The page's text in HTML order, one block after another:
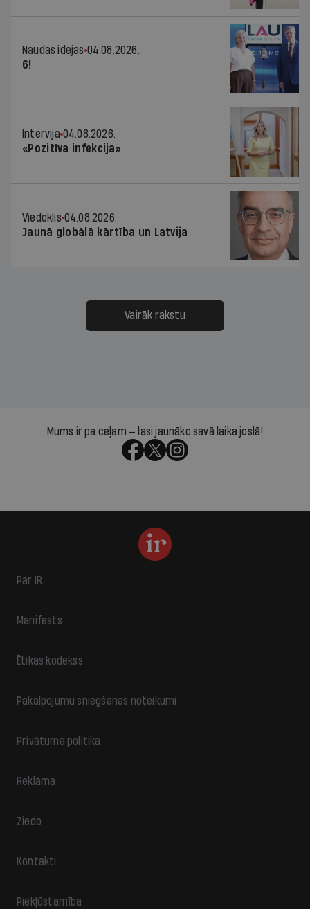
Naudas idejas 04.08.2026.
6!
Intervija 04.08.2026.
«Pozitīva infekcija»
Viedoklis 04.08.2026.
Jaunā globālā kārtība un Latvija
Vairāk rakstu
Mums ir pa ceļam — lasi jaunāko savā laika joslā!
Par IR
Manifests
Ētikas kodekss
Pakalpojumu sniegšanas noteikumi
Privātuma politika
Reklāma
Ziedo
Kontakti
Piekļūstamība